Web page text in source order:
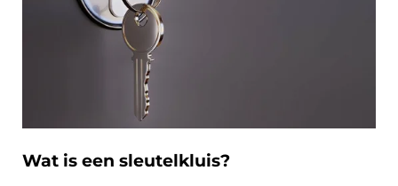
Wat is een sleutelkluis?